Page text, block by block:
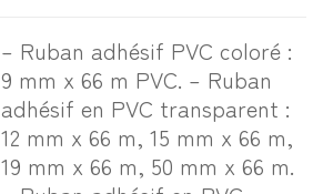
– Ruban adhésif PVC coloré :
9 mm x 66 m PVC. – Ruban
adhésif en PVC transparent :
12 mm x 66 m, 15 mm x 66 m,
19 mm x 66 m, 50 mm x 66 m.